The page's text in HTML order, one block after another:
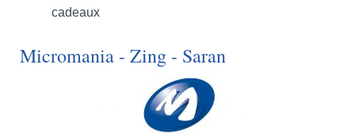
cadeaux
Micromania - Zing - Saran